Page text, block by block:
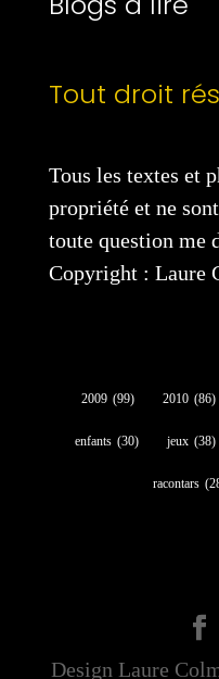
Tout droit
Tous les textes et
propriété et ne
toute question me
Copyright : Laure
2009 (99) 2010 (86)
enfants (30) jeux (38)
racontars
Design Laure